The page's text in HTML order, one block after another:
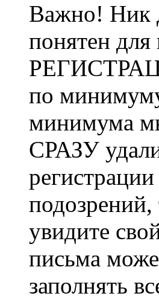
Важно! Ник
понятен
по
минимума
СРАЗУ
подозрений,
увидите
письма
заполнять